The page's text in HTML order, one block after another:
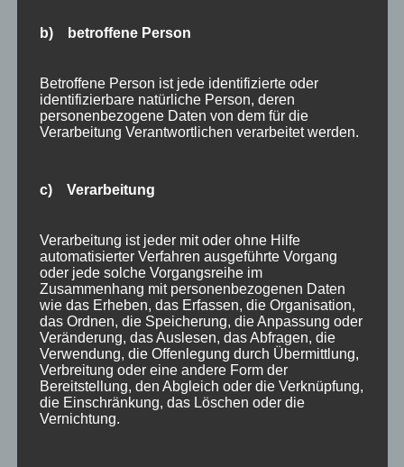
Unterschiedliche Brotzeitbretter mit
Holz-Schlüsselanhänger
Holzpostkarten
Kategorien
Geschenkideen
Holzartikel
Holzschilder
Info
Termine
Archiv
b) betroffene Person
Betroffene Person ist jede identifizierte oder
identifizierbare natürliche Person, deren
personenbezogene Daten von dem für die
Verarbeitung Verantwortlichen verarbeitet werden.
c) Verarbeitung
Verarbeitung ist jeder mit oder ohne Hilfe
automatisierter Verfahren ausgeführte Vorgang
oder jede solche Vorgangsreihe im
Zusammenhang mit personenbezogenen Daten
wie das Erheben, das Erfassen, die Organisation,
das Ordnen, die Speicherung, die Anpassung oder
Veränderung, das Auslesen, das Abfragen, die
Verwendung, die Offenlegung durch Übermittlung,
Verbreitung oder eine andere Form der
Bereitstellung, den Abgleich oder die Verknüpfung,
die Einschränkung, das Löschen oder die
Vernichtung.